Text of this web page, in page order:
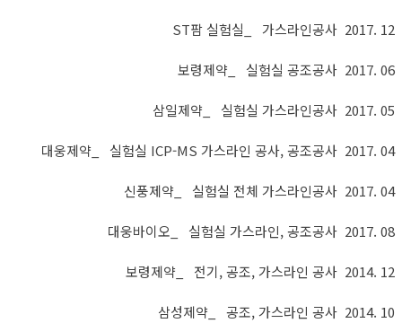
ST팜 실험실_ 가스라인공사 2017. 12
보령제약_ 실험실 공조공사 2017. 06
삼일제약_ 실험실 가스라인공사 2017. 05
대웅제약_ 실험실 ICP-MS 가스라인 공사, 공조공사 2017. 04
신풍제약_ 실험실 전체 가스라인공사 2017. 04
대웅바이오_ 실험실 가스라인, 공조공사 2017. 08
보령제약_ 전기, 공조, 가스라인 공사 2014. 12
삼성제약_ 공조, 가스라인 공사 2014. 10